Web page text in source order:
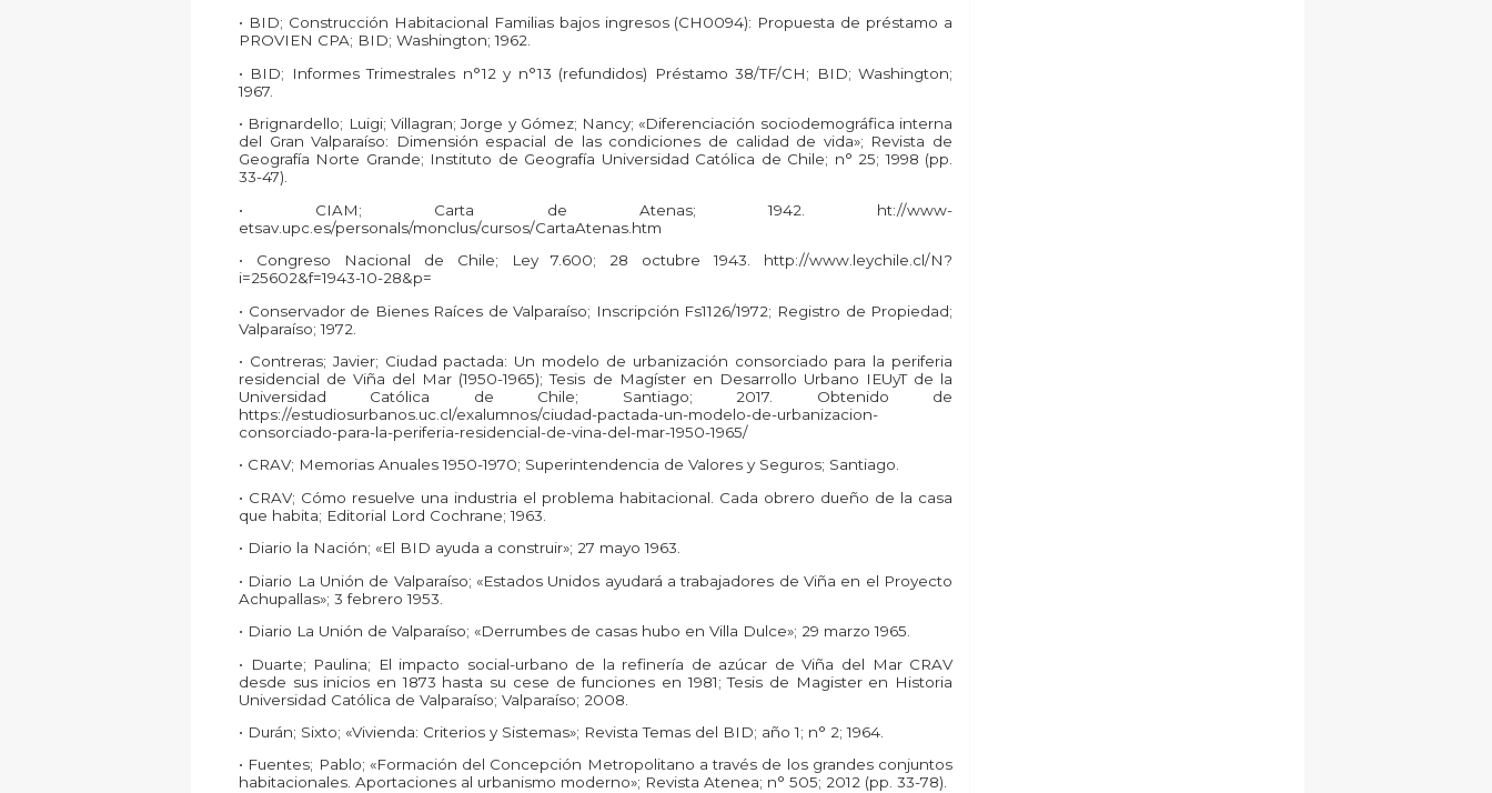
• BID; Construcción Habitacional Familias bajos ingresos (CH0094): Propuesta de préstamo a
PROVIEN CPA; BID; Washington; 1962.
• BID; Informes Trimestrales n°12 y n°13 (refundidos) Préstamo 38/TF/CH; BID; Washington;
1967.
• Brignardello; Luigi; Villagran; Jorge y Gómez; Nancy; «Diferenciación sociodemográfica interna
del Gran Valparaíso: Dimensión espacial de las condiciones de calidad de vida»; Revista de
Geografía Norte Grande; Instituto de Geografía Universidad Católica de Chile; n° 25; 1998 (pp.
33-47).
• CIAM; Carta de Atenas; 1942. ht://www-
etsav.upc.es/personals/monclus/cursos/CartaAtenas.htm
• Congreso Nacional de Chile; Ley 7.600; 28 octubre 1943. http://www.leychile.cl/N?
i=25602&f=1943-10-28&p=
• Conservador de Bienes Raíces de Valparaíso; Inscripción Fs1126/1972; Registro de Propiedad;
Valparaíso; 1972.
• Contreras; Javier; Ciudad pactada: Un modelo de urbanización consorciado para la periferia
residencial de Viña del Mar (1950-1965); Tesis de Magíster en Desarrollo Urbano IEUyT de la
Universidad Católica de Chile; Santiago; 2017. Obtenido de
https://estudiosurbanos.uc.cl/exalumnos/ciudad-pactada-un-modelo-de-urbanizacion-
consorciado-para-la-periferia-residencial-de-vina-del-mar-1950-1965/
• CRAV; Memorias Anuales 1950-1970; Superintendencia de Valores y Seguros; Santiago.
• CRAV; Cómo resuelve una industria el problema habitacional. Cada obrero dueño de la casa
que habita; Editorial Lord Cochrane; 1963.
• Diario la Nación; «El BID ayuda a construir»; 27 mayo 1963.
• Diario La Unión de Valparaíso; «Estados Unidos ayudará a trabajadores de Viña en el Proyecto
Achupallas»; 3 febrero 1953.
• Diario La Unión de Valparaíso; «Derrumbes de casas hubo en Villa Dulce»; 29 marzo 1965.
• Duarte; Paulina; El impacto social-urbano de la refinería de azúcar de Viña del Mar CRAV
desde sus inicios en 1873 hasta su cese de funciones en 1981; Tesis de Magister en Historia
Universidad Católica de Valparaíso; Valparaíso; 2008.
• Durán; Sixto; «Vivienda: Criterios y Sistemas»; Revista Temas del BID; año 1; n° 2; 1964.
• Fuentes; Pablo; «Formación del Concepción Metropolitano a través de los grandes conjuntos
habitacionales. Aportaciones al urbanismo moderno»; Revista Atenea; n° 505; 2012 (pp. 33-78).